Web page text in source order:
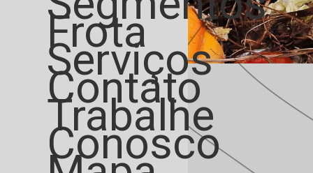
Frota
Serviços
Contato
Trabalhe
Conosco